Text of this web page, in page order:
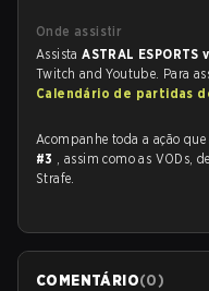
Onde assistir
AssistaASTRAL ESPORTS
Twitch and Youtube. Para
Calendário de partidas
Acompanhe toda a ação que
#3 , assim como as VODs,
Strafe.
COMENTÁRIO(0)